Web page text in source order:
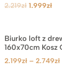
2.219zł Pierwotna
2.219zł.
1.999zł
Biurko loft z
160x70cm Kosz
2.199zł – 2.749zł